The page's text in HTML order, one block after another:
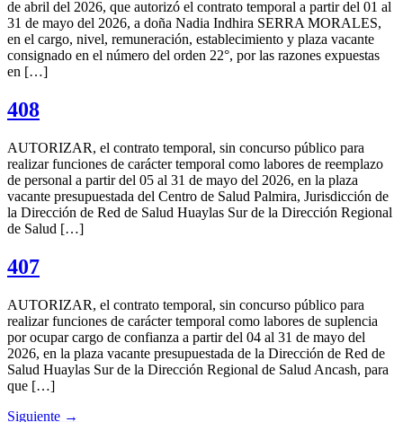
de abril del 2026, que autorizó el contrato temporal a partir del 01 al
31 de mayo del 2026, a doña Nadia Indhira SERRA MORALES,
en el cargo, nivel, remuneración, establecimiento y plaza vacante
consignado en el número del orden 22°, por las razones expuestas
en […]
408
AUTORIZAR, el contrato temporal, sin concurso público para
realizar funciones de carácter temporal como labores de reemplazo
de personal a partir del 05 al 31 de mayo del 2026, en la plaza
vacante presupuestada del Centro de Salud Palmira, Jurisdicción de
la Dirección de Red de Salud Huaylas Sur de la Dirección Regional
de Salud […]
407
AUTORIZAR, el contrato temporal, sin concurso público para
realizar funciones de carácter temporal como labores de suplencia
por ocupar cargo de confianza a partir del 04 al 31 de mayo del
2026, en la plaza vacante presupuestada de la Dirección de Red de
Salud Huaylas Sur de la Dirección Regional de Salud Ancash, para
que […]
Siguiente →